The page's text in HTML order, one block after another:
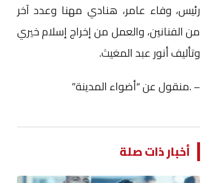
رئيس، وفاء عامر، هنادي مهنا وعدد آخر
من الفنانين، والعمل من إخراج إسلام خيري
وتأليف أنور عبد المغيث.
– .منقول عن “أضواء المدينة”
أخبار ذات صلة